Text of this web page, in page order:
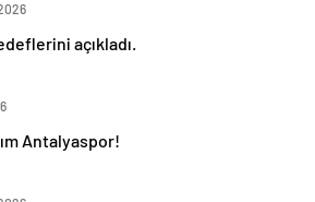
açıkladı.
Antalyaspor!